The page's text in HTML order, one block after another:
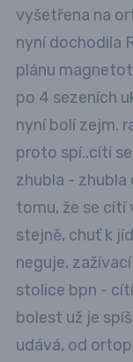
vyšetřena na
nyní dochodila
plánu
po 4 sezeních
nyní bolí zejm.
proto spí..cítí
zhubla -
tomu, že se cítí
stejně, chuť k
neguje,
stolice bpn -
bolest už je
udává, od